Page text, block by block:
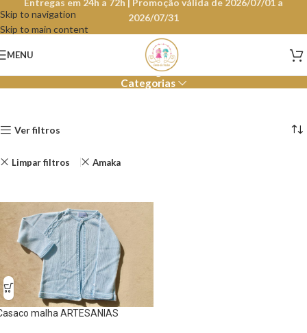
Skip to navigation
Skip to main content
Entregas em 24h a 72h | Promoção válida de 2026/07/01 a
2026/07/31
MENU Loja
Categorias
Ver filtros
Limpar filtros Amaka
malha ARTESANIAS